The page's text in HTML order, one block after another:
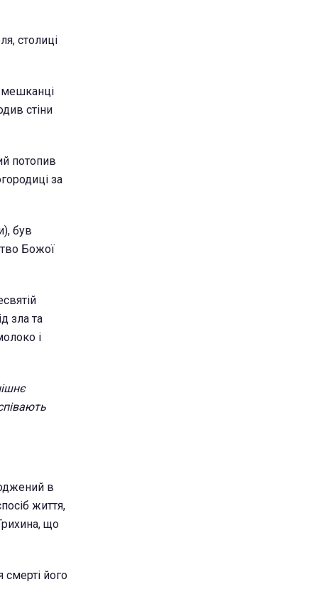
столиці
мешканці
стіни
потопив
за
був
Божої
зла та
і
в
життя,
що
смерті його